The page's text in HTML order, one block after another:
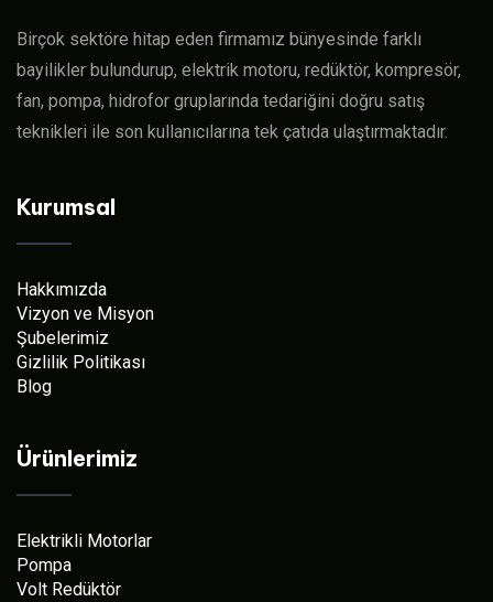
Birçok sektöre hitap eden firmamız bünyesinde farklı
bayilikler bulundurup, elektrik motoru, redüktör, kompresör,
fan, pompa, hidrofor gruplarında tedariğini doğru satış
teknikleri ile son kullanıcılarına tek çatıda ulaştırmaktadır.
Kurumsal
Hakkımızda
Vizyon ve Misyon
Şubelerimiz
Gizlilik Politikası
Blog
Ürünlerimiz
Elektrikli Motorlar
Pompa
Volt Redüktör